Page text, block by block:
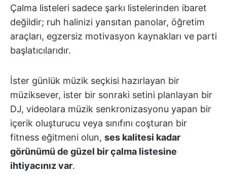
Çalma listeleri sadece şarkı listelerinden ibaret
değildir; ruh halinizi yansıtan panolar, öğretim
araçları, egzersiz motivasyon kaynakları ve parti
başlatıcılarıdır.
İster günlük müzik seçkisi hazırlayan bir
müziksever, ister bir sonraki setini planlayan bir
DJ, videolara müzik senkronizasyonu yapan bir
içerik oluşturucu veya sınıfını coşturan bir
fitness eğitmeni olun, ses kalitesi kadar
görünümü de güzel bir çalma listesine
ihtiyacınız var.